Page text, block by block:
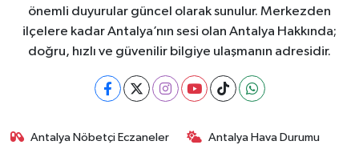
önemli duyurular güncel olarak sunulur. Merkezden
ilçelere kadar Antalya’nın sesi olan Antalya Hakkında;
doğru, hızlı ve güvenilir bilgiye ulaşmanın adresidir.
Antalya Nöbetçi Eczaneler Antalya Hava Durumu